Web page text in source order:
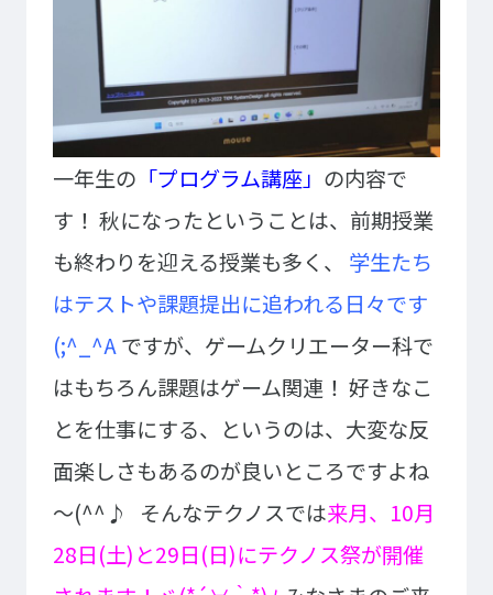
デザイン科
CGクリエーター科
スポーツビジネス科
こども科
公務員科
大学併修学科/教育専攻科/
研究科
東京エアトラベル・ホテル専門学校
英語キャリア科
ホテル科
ブライダル科
エアラインサービス科
観光・ツーリズム科
鉄道交通科
大学併修学科/研究科
キャリア支援
卒業生の紹介 キャリアセンター
キャンパスライフ
イベント・行事
キャンパスマップ
校外施設
部活・クラブ紹介
学生寮・マンション
学生委員会
入学のご案内
一年生の 「プログラム講座」 の内容で
す！ 秋になったということは、前期授業
も終わりを迎える授業も多く、
学生たち
はテストや課題提出に追われる日々です
(;^_^Aですが、ゲームクリエーター科で
はもちろん課題はゲーム関連！ 好きなこ
とを仕事にする、というのは、大変な反
面楽しさもあるのが良いところですよね
～(^^♪
そんなテクノスでは来月、10月
28日(土)と29日(日)にテクノス祭が開催